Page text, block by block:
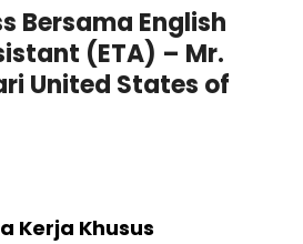
Bersama English
(ETA) – Mr.
United States of
Kerja Khusus